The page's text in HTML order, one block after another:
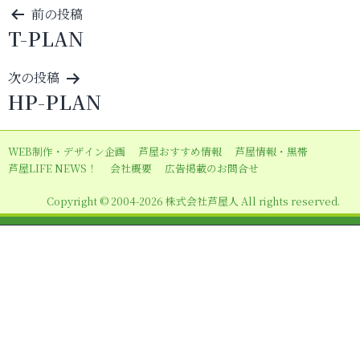
投
稿
ナ
ビ
ゲ
ー
シ
ン
前の投稿
T-PLAN
次の投稿
HP-PLAN
WEB制作・デザイン企画 芦屋おすすめ情報
芦屋情報・黒帯
芦屋LIFE NEWS！
会社概要 広告掲載のお問合せ
Copyright © 2004-2026 株式会社芦屋人 All rights reserved.